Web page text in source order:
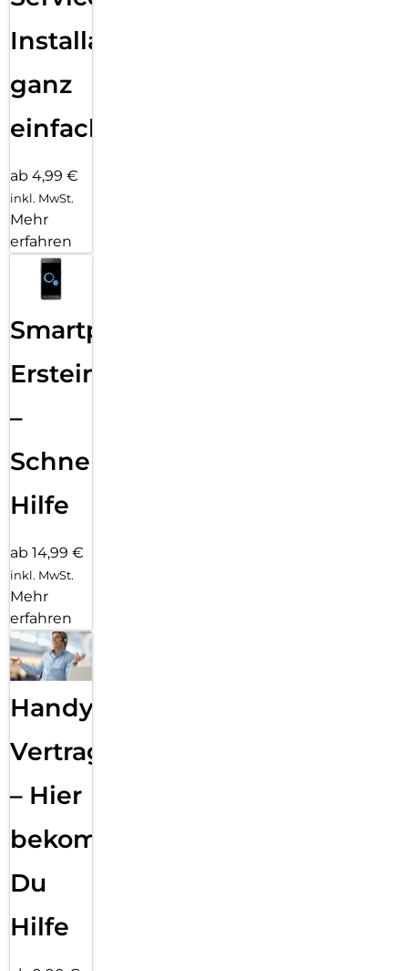
Installation
ganz
einfach
ab 4,99 €
inkl. MwSt.
Mehr
erfahren
Smartphone
Ersteinrichtung
–
Schnelle
Hilfe
ab 14,99 €
inkl. MwSt.
Mehr
erfahren
Handy
Vertragsabwicklung
– Hier
bekommst
Du
Hilfe